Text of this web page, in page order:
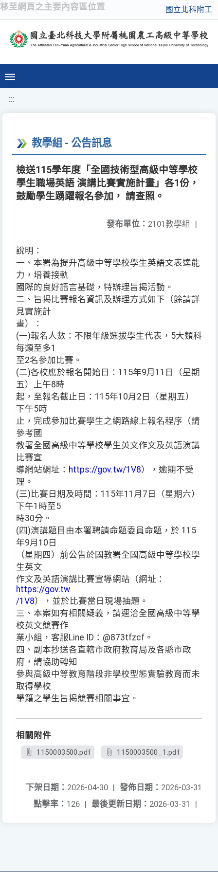
移至網頁之主要內容區位置 國立北科附工
:::
教學組 - 公告訊息
檢送115學年度「全國技術型高級中等學校
學生職場英語 演講比賽實施計畫」各1份，
鼓勵學生踴躍報名參加， 請查照。
發布單位： 2101教學組 |
說明：
一、本署為提升高級中等學校學生英語文表達能
力，培養接軌
國際的良好語言基礎，特辦理旨揭活動。
二、旨揭比賽報名資訊及辦理方式如下（餘請詳
見實施計
畫）：
(一)報名人數：不限年級選拔學生代表，5大類科
每類至多1
至2名參加比賽。
(二)各校應於報名開始日：115年9月11日（星期
五）上午8時
起，至報名截止日：115年10月2日（星期五）
下午5時
止，完成參加比賽學生之網路線上報名程序（請
參考國
教署全國高級中等學校學生英文作文及英語演講
比賽宣
導網站網址： https://gov.tw/1V8），逾期不受
理。
(三)比賽日期及時間：115年11月7日（星期六）
下午1時至5
時30分。
(四)演講題目由本署聘請命題委員命題，於 115
年9月10日
（星期四）前公告於國教署全國高級中等學校學
生英文
作文及英語演講比賽宣導網站（網址：
https://gov.tw
/1V8），並於比賽當日現場抽題。
三、本案如有相關疑義，請逕洽全國高級中等學
校英文競賽作
業小組，客服Line ID：@873tfzcf。
四、副本抄送各直轄市政府教育局及各縣市政
府，請協助轉知
參與高級中等教育階段非學校型態實驗教育而未
取得學校
學籍之學生旨揭競賽相關事宜。
相關附件
1150003500.pdf 1150003500_1.pdf
發佈日期： 2026-03-31
下架日期： 2026-04-30 |
最後更新日期： 2026-03-31 |
點擊率： 126 |